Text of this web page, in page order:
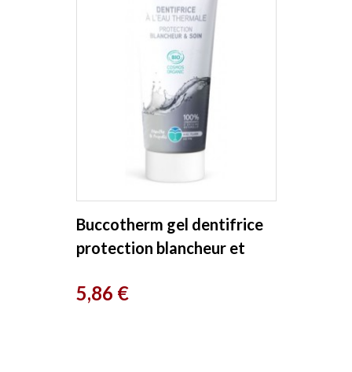
Buccotherm gel dentifrice
protection blancheur et
Prix
5,86 €